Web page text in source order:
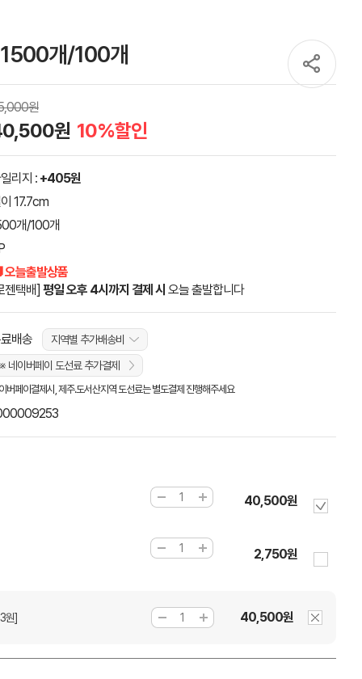
개/100개
원
원 10%할인
리지 : +405원
17.7cm
개/100개
오늘출발상품
젠택배] 평일 오후 4시까지 결제 시 오늘 출발합니다
배송
지역별 추가배송비
※ 네이버페이 도선료 추가결제
버페이결제시, 제주.도서산지역 도선료는 별도결제 진행해주세요
40,500원
2,750원
원] 40,500원